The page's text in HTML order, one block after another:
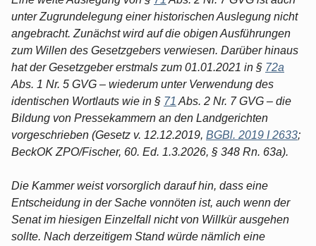
unter Zugrundelegung einer historischen Auslegung nicht
angebracht. Zunächst wird auf die obigen Ausführungen
zum Willen des Gesetzgebers verwiesen. Darüber hinaus
hat der Gesetzgeber erstmals zum 01.01.2021 in § 72a
Abs. 1 Nr. 5 GVG – wiederum unter Verwendung des
identischen Wortlauts wie in § 71 Abs. 2 Nr. 7 GVG – die
Bildung von Pressekammern an den Landgerichten
vorgeschrieben (Gesetz v. 12.12.2019, BGBl. 2019 I 2633;
BeckOK ZPO/Fischer, 60. Ed. 1.3.2026, § 348 Rn. 63a).
Die Kammer weist vorsorglich darauf hin, dass eine
Entscheidung in der Sache vonnöten ist, auch wenn der
Senat im hiesigen Einzelfall nicht von Willkür ausgehen
sollte. Nach derzeitigem Stand würde nämlich eine